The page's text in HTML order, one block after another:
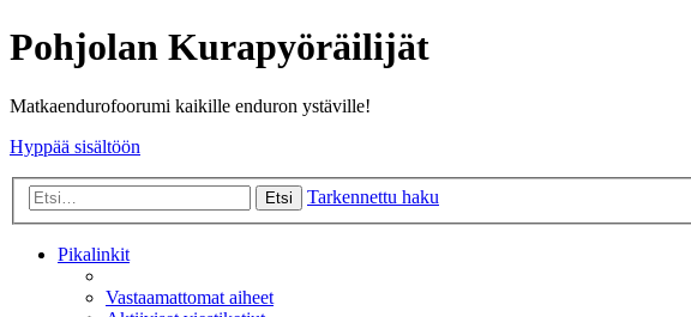
Pohjolan Kurapyöräilijät
Matkaendurofoorumi kaikille enduron ystäville!
Hyppää sisältöön
Etsi Tarkennettu haku
Pikalinkit
Vastaamattomat aiheet